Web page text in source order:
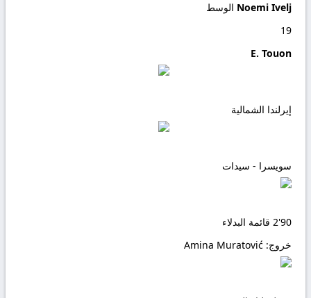
Noemi Ivelj الوسط
19
E. Touon
إيرلندا الشمالية
سويسرا - سيدات
90'
2 قائمة البدلاء
خروج: